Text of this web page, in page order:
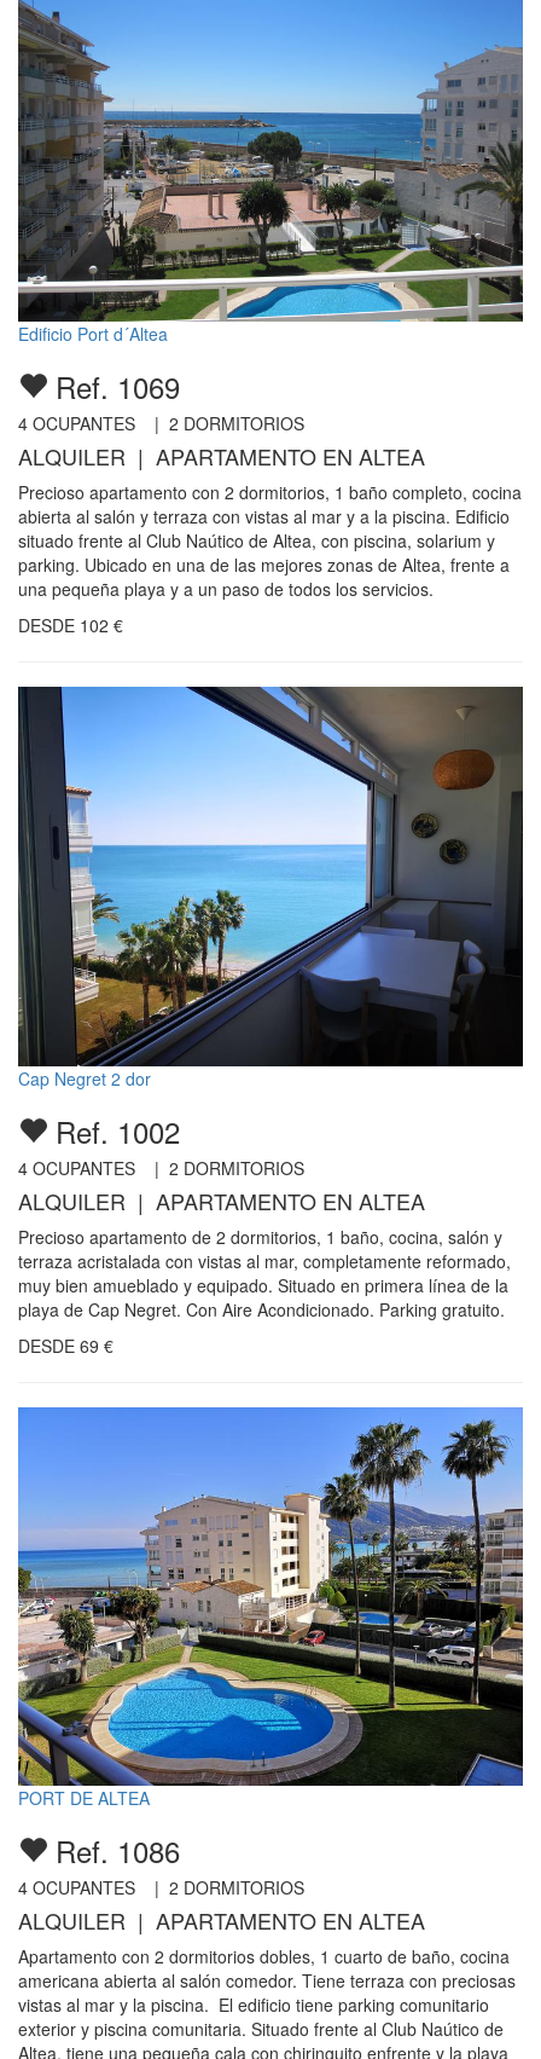
Edificio Port d´Altea
Ref. 1069
4 OCUPANTES | 2 DORMITORIOS
ALQUILER | APARTAMENTO EN ALTEA
Precioso apartamento con 2 dormitorios, 1 baño completo, cocina
abierta al salón y terraza con vistas al mar y a la piscina. Edificio
situado frente al Club Naútico de Altea, con piscina, solarium y
parking. Ubicado en una de las mejores zonas de Altea, frente a
una pequeña playa y a un paso de todos los servicios.
DESDE 102 €
Cap Negret 2 dor
Ref. 1002
4 OCUPANTES | 2 DORMITORIOS
ALQUILER | APARTAMENTO EN ALTEA
Precioso apartamento de 2 dormitorios, 1 baño, cocina, salón y
terraza acristalada con vistas al mar, completamente reformado,
muy bien amueblado y equipado. Situado en primera línea de la
playa de Cap Negret. Con Aire Acondicionado. Parking gratuito.
DESDE 69 €
PORT DE ALTEA
Ref. 1086
4 OCUPANTES | 2 DORMITORIOS
ALQUILER | APARTAMENTO EN ALTEA
Apartamento con 2 dormitorios dobles, 1 cuarto de baño, cocina
americana abierta al salón comedor. Tiene terraza con preciosas
vistas al mar y la piscina. El edificio tiene parking comunitario
exterior y piscina comunitaria. Situado frente al Club Naútico de
Altea, tiene una pequeña cala con chiringuito enfrente y la playa